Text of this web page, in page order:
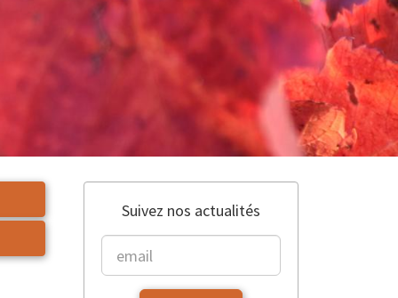
Suivez nos actualités